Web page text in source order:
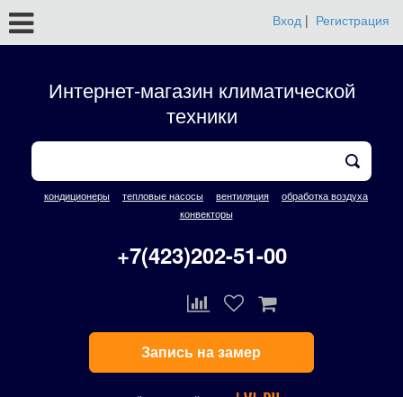
Вход | Регистрация
Интернет-магазин климатической
техники
кондиционеры тепловые насосы вентиляция
обработка воздуха
конвекторы
+7(423)202-51-00
Запись на замер